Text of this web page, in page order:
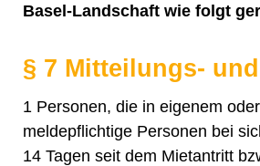
Basel-Landschaft wie folgt
§ 7 Mitteilungs-
1 Personen, die in eigenem
meldepflichtige Personen bei
14 Tagen seit dem Mietantritt